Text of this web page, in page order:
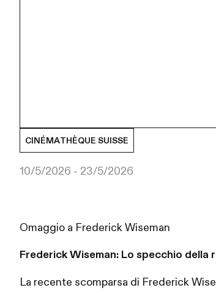
CINÉMATHÈQUE SUISSE
10/5/2026 - 23/5/2026
Omaggio a Frederick Wiseman
Frederick Wiseman: Lo specchio della
La recente scomparsa di Frederick